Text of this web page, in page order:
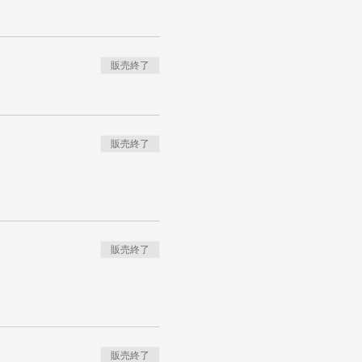
販売終了
販売終了
販売終了
販売終了